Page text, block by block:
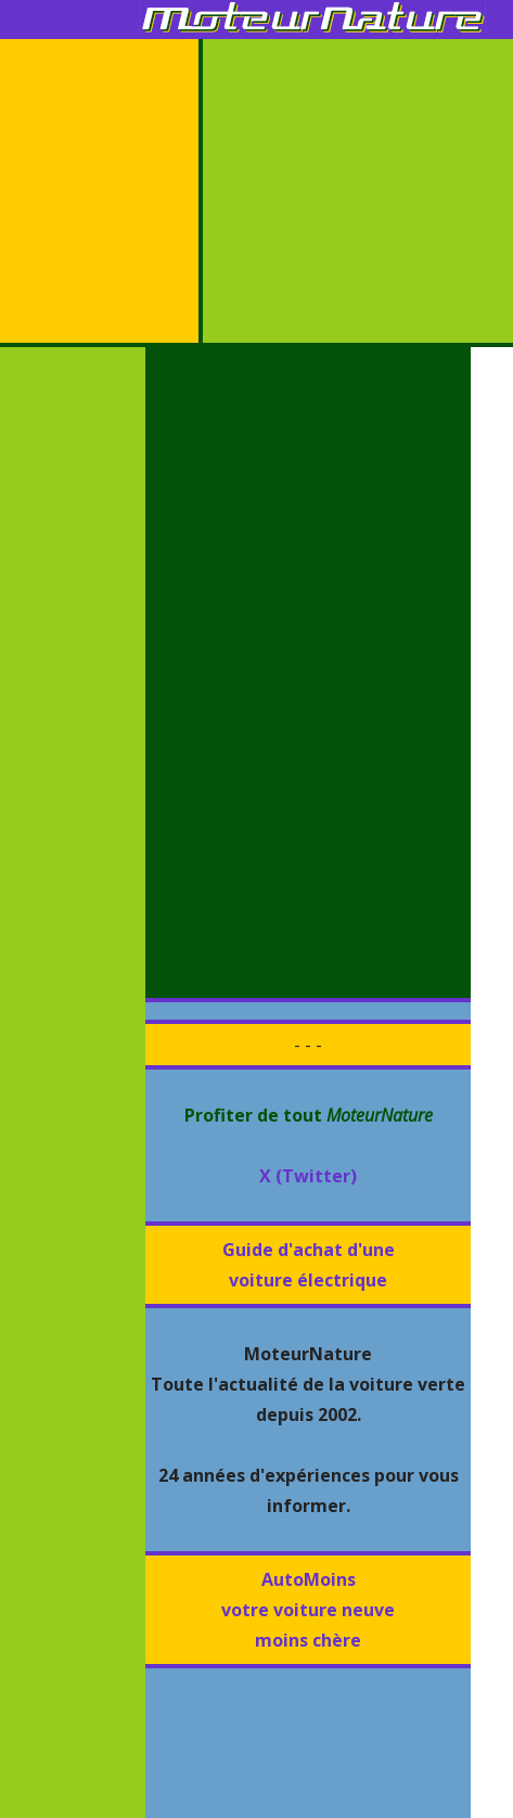
- - -
Profiter de tout MoteurNature
X (Twitter)
Guide d'achat d'une
voiture électrique
MoteurNature
Toute l'actualité de la voiture verte
depuis 2002.
24 années d'expériences pour vous
informer.
AutoMoins
votre voiture neuve
moins chère